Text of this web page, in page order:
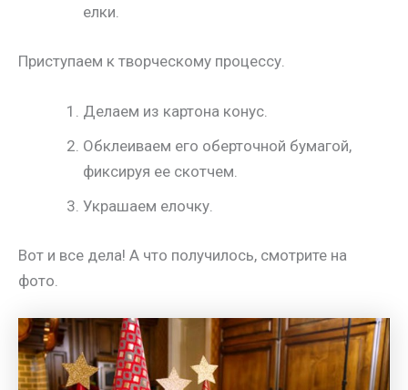
елки.
Приступаем к творческому процессу.
Делаем из картона конус.
Обклеиваем его оберточной бумагой,
фиксируя ее скотчем.
Украшаем елочку.
Вот и все дела! А что получилось, смотрите на
фото.